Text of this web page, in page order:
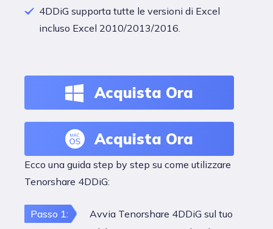
4DDiG supporta tutte le versioni di Excel
incluso Excel 2010/2013/2016.
Acquista Ora
Acquista Ora
Ecco una guida step by step su come utilizzare
Tenorshare 4DDiG:
Passo 1:
Avvia Tenorshare 4DDiG sul tuo